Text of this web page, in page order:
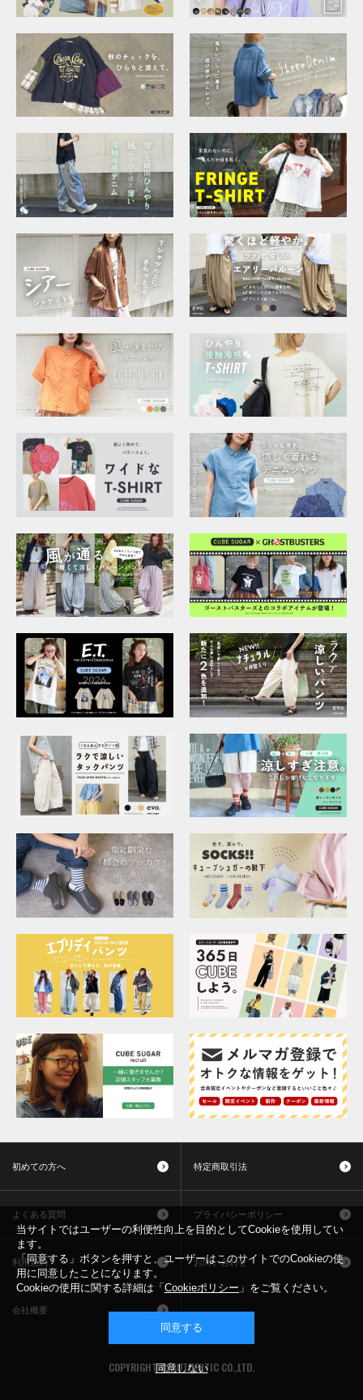
初めての方へ 特定商取引法
よくある質問 プライバシーポリシー
利用規約 お問い合わせ
会社概要
COPYRIGHT © AUTHENTIC CO.,LTD.
当サイトではユーザーの利便性向上を目的としてCookieを使用してい
ます。
「同意する」ボタンを押すと、ユーザーはこのサイトでのCookieの使
用に同意したことになります。
Cookieの使用に関する詳細は「 Cookieポリシー 」をご覧ください。
同意する
同意しない